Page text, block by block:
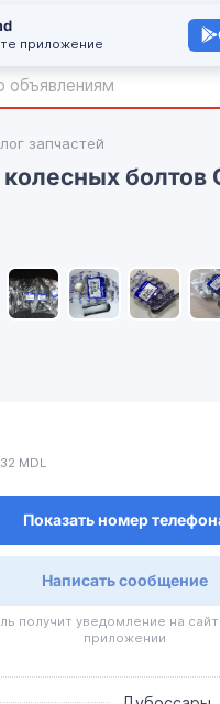
запчастей
колесных
MDL
Показать номер
Написать сообщение
получит уведомление на
приложении
приложение